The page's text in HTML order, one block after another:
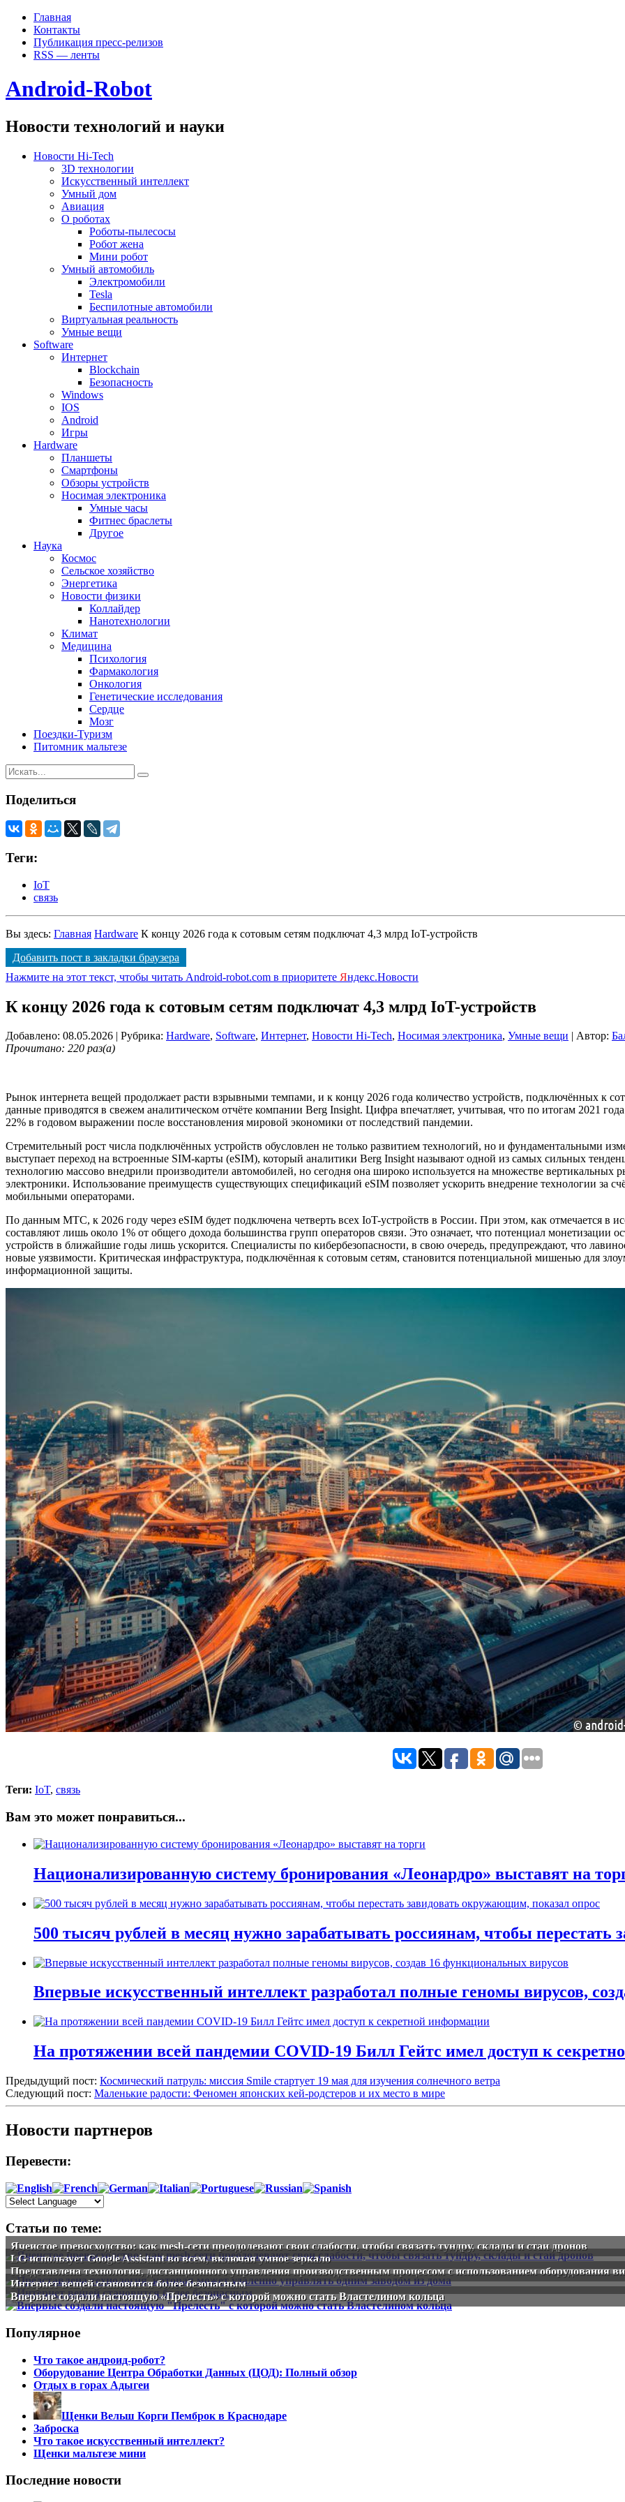
Главная
Контакты
Публикация пресс-релизов
RSS — ленты
Android-Robot
Новости технологий и науки
Новости Hi-Tech
3D технологии
Искусственный интеллект
Умный дом
Авиация
О роботах
Роботы-пылесосы
Робот жена
Мини робот
Умный автомобиль
Электромобили
Tesla
Беспилотные автомобили
Виртуальная реальность
Умные вещи
Software
Интернет
Blockchain
Безопасность
Windows
IOS
Android
Игры
Hardware
Планшеты
Смартфоны
Обзоры устройств
Носимая электроника
Умные часы
Фитнес браслеты
Другое
Наука
Космос
Сельское хозяйство
Энергетика
Новости физики
Коллайдер
Нанотехнологии
Климат
Медицина
Психология
Фармакология
Онкология
Генетические исследования
Сердце
Мозг
Поездки-Туризм
Питомник мальтезе
Поделиться
Теги:
IoT
связь
Вы здесь: Главная Hardware К концу 2026 года к сотовым сетям подключат 4,3 млрд IoT-устройств
Добавить пост в закладки браузера
Нажмите на этот текст, чтобы читать Android-robot.com в приоритете Яндекс.Новости
К концу 2026 года к сотовым сетям подключат 4,3 млрд IoT-устройств
Добавлено: 08.05.2026 | Рубрика: Hardware, Software, Интернет, Новости Hi-Tech, Носимая электроника, Умные вещи | Автор:
Прочитано: 220 раз(а)
Рынок интернета вещей продолжает расти взрывными темпами, и к концу 2026 года количество устройств, подключённых к
данные приводятся в свежем аналитическом отчёте компании Berg Insight. Цифра впечатляет, учитывая, что по итогам 2021
22% в годовом выражении после восстановления мировой экономики от последствий пандемии.
Стремительный рост числа подключённых устройств обусловлен не только развитием технологий, но и фундаментальными
выступает переход на встроенные SIM-карты (eSIM), который аналитики Berg Insight называют одной из самых сильных
технологию массово внедрили производители автомобилей, но сегодня она широко используется на множестве
электроники. Использование преимуществ существующих спецификаций eSIM позволяет ускорить внедрение технологии за
мобильными операторами.
По данным МТС, к 2026 году через eSIM будет подключена четверть всех IoT-устройств в России. При этом, как отмечается в
составляют лишь около 1% от общего дохода большинства групп операторов связи. Это означает, что потенциал монетизации
устройств в ближайшие годы лишь ускорится. Специалисты по кибербезопасности, в свою очередь, предупреждают, что
новые уязвимости. Критическая инфраструктура, подключённая к сотовым сетям, становится потенциальной мишенью для
информационной защиты.
Теги: IoT, связь
Вам это может понравиться...
Национализированную систему бронирования «Леонардро» выставят на
500 тысяч рублей в месяц нужно зарабатывать россиянам, чтобы
Впервые искусственный интеллект разработал полные геномы вирусов,
На протяжении всей пандемии COVID-19 Билл Гейтс имел доступ к
Предыдущий пост: Космический патруль: миссия Smile стартует 19 мая для изучения солнечного ветра
Следующий пост: Маленькие радости: Феномен японских кей-родстеров и их место в мире
Новости партнеров
Перевести:
Статьи по теме:
Ячеистое превосходство: как mesh-сети преодолевают свои слабости, чтобы связать тундру, склады и стаи дронов
LG использует Google Assistant во всем, включая умное зеркало
Представлена технология, дистанционного управления производственным процессом с использованием оборудования
Интернет вещей становится более безопасным
Впервые создали настоящую «Прелесть» с которой можно стать Властелином кольца
Популярное
Что такое андроид-робот?
Оборудование Центра Обработки Данных (ЦОД): Полный обзор
Отдых в горах Адыгеи
Щенки Вельш Корги Пемброк в Краснодаре
Заброска
Что такое искусственный интеллект?
Щенки мальтезе мини
Последние новости